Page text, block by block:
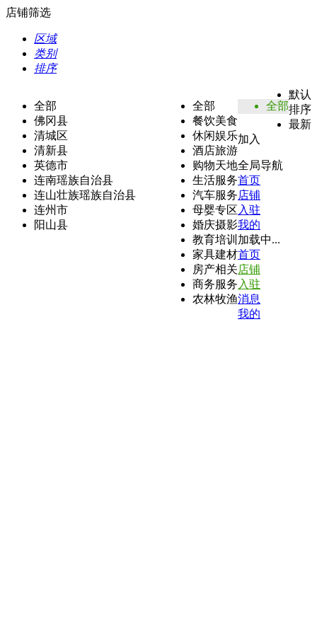
店铺筛选
区域
类别
排序
全部
佛冈县
清城区
清新县
英德市
连南瑶族自治县
连山壮族瑶族自治县
连州市
阳山县
全部
餐饮美食
休闲娱乐
酒店旅游
购物天地
生活服务
汽车服务
母婴专区
婚庆摄影
教育培训
家具建材
房产相关
商务服务
农林牧渔
全部
默认
排序
最新
加入
全局导航
首页
店铺
入驻
我的
加载中...
首页
店铺
入驻
消息
我的